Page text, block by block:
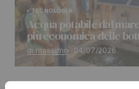
TECNOLOGIA
Acqua potabile dal
più economica delle
di massimo 04/07/2026